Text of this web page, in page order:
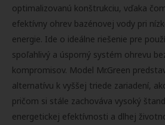
optimalizovanú konštrukciu, vďaka
efektívny ohrev bazénovej vody pri
energie. Ide o ideálne riešenie pre
spoľahlivý a úsporný systém ohrevu
kompromisov. Model Mr.Green
alternatívu k vyššej triede zariadení,
pričom si stále zachováva vysoký
energetickej efektívnosti a dlhej